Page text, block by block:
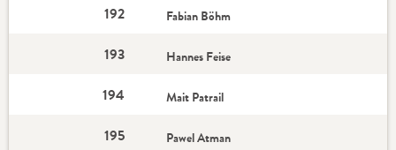
192 Fabian Böhm
193 Hannes Feise
194 Mait Patrail
195 Pawel Atman